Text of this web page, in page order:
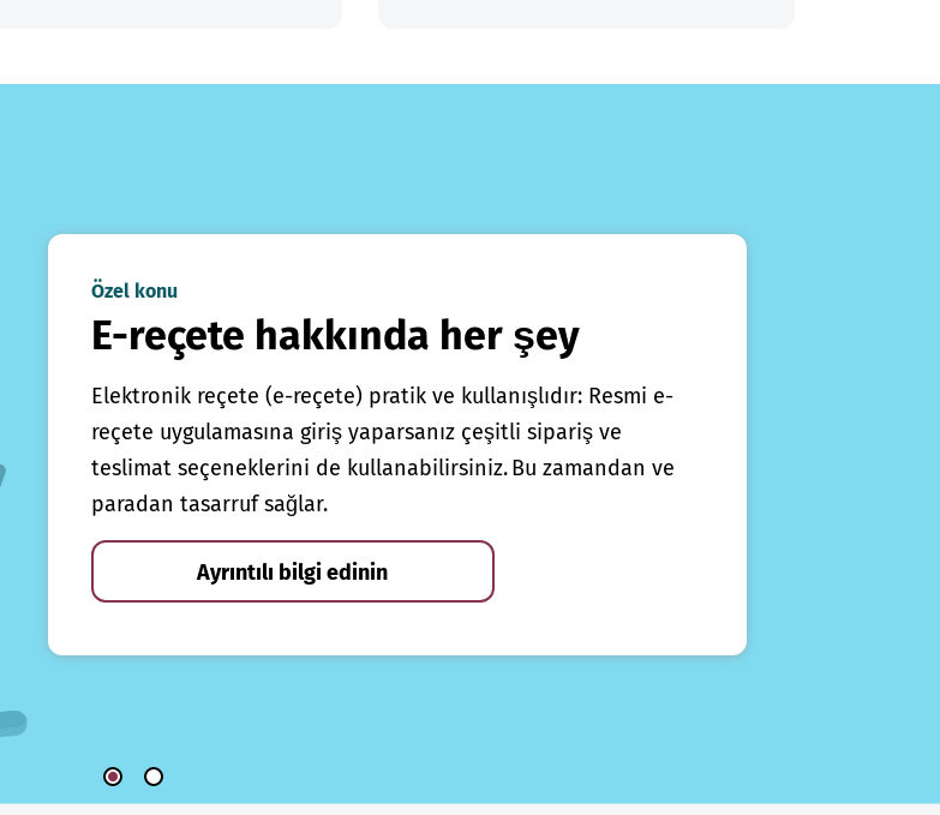
Özel konu
E-reçete hakkında her şey
Elektronik reçete (e-reçete) pratik ve kullanışlıdır: Resmi e-
reçete uygulamasına giriş yaparsanız çeşitli sipariş ve
teslimat seçeneklerini de kullanabilirsiniz. Bu zamandan ve
paradan tasarruf sağlar.
Ayrıntılı bilgi edinin